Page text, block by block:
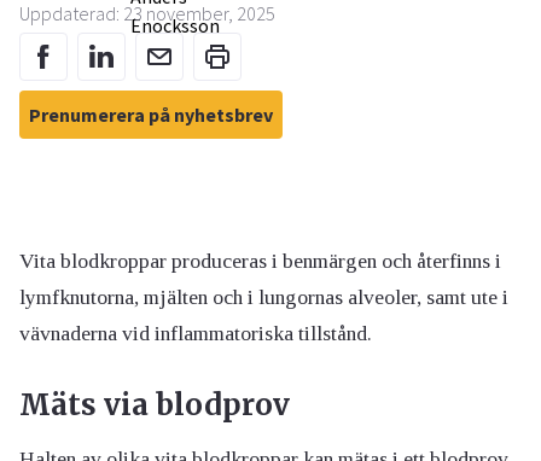
Uppdaterad: 23 november, 2025
Prenumerera på nyhetsbrev
Vita blodkroppar produceras i benmärgen och återfinns i
lymfknutorna, mjälten och i lungornas alveoler, samt ute i
vävnaderna vid inflammatoriska tillstånd.
Mäts via blodprov